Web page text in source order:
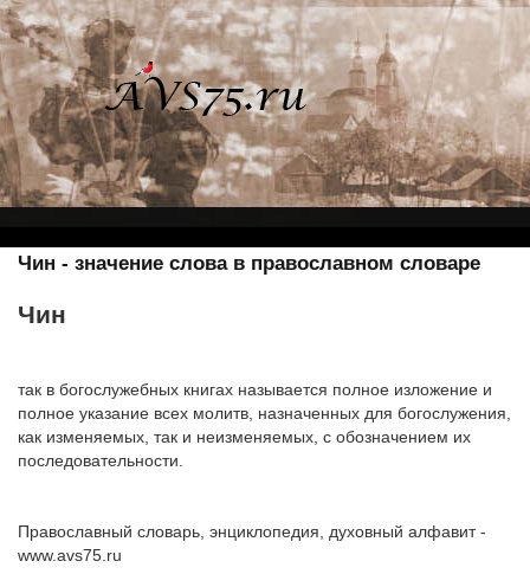
Чин - значение слова в православном словаре
Чин
так в богослужебных книгах называется полное изложение и
полное указание всех молитв, назначенных для богослужения,
как изменяемых, так и неизменяемых, с обозначением их
последовательности.
Православный словарь, энциклопедия, духовный алфавит -
www.avs75.ru